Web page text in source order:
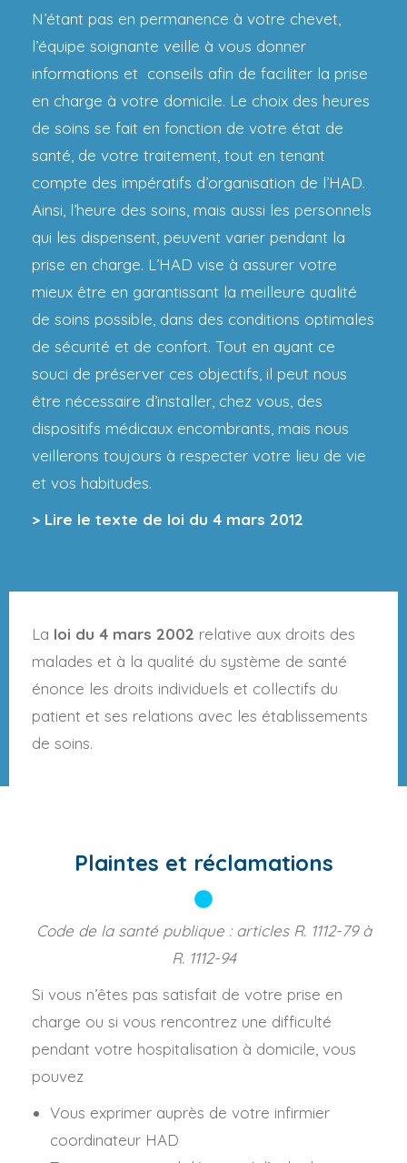
N’étant pas en permanence à votre chevet,
l’équipe soignante veille à vous donner
informations et conseils afin de faciliter la prise
en charge à votre domicile. Le choix des heures
de soins se fait en fonction de votre état de
santé, de votre traitement, tout en tenant
compte des impératifs d’organisation de l’HAD.
Ainsi, l’heure des soins, mais aussi les personnels
qui les dispensent, peuvent varier pendant la
prise en charge. L’HAD vise à assurer votre
mieux être en garantissant la meilleure qualité
de soins possible, dans des conditions optimales
de sécurité et de confort. Tout en ayant ce
souci de préserver ces objectifs, il peut nous
être nécessaire d’installer, chez vous, des
dispositifs médicaux encombrants, mais nous
veillerons toujours à respecter votre lieu de vie
et vos habitudes.
> Lire le texte de loi du 4 mars 2012
La loi du 4 mars 2002 relative aux droits des
malades et à la qualité du système de santé
énonce les droits individuels et collectifs du
patient et ses relations avec les établissements
de soins.
Plaintes et réclamations
Code de la santé publique : articles R. 1112-79 à
R. 1112-94
Si vous n’êtes pas satisfait de votre prise en
charge ou si vous rencontrez une difficulté
pendant votre hospitalisation à domicile, vous
pouvez
Vous exprimer auprès de votre infirmier
coordinateur HAD